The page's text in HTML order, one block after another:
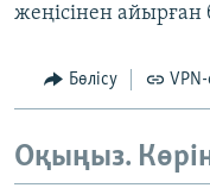
жеңісінен айырған
Бөлісу VPN-
Оқыңыз.